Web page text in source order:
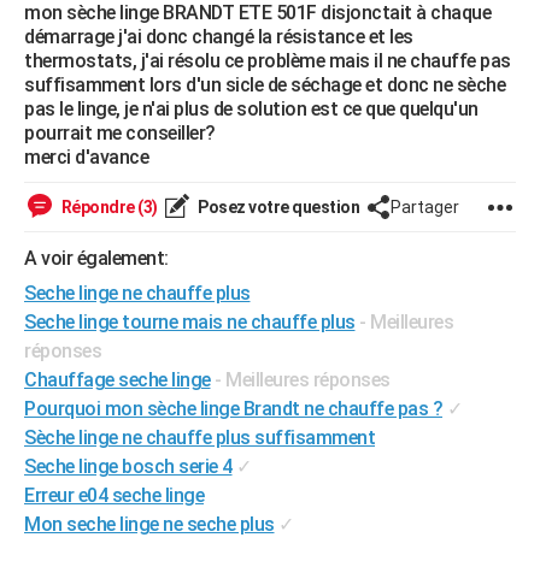
Guides de France
Escapades
Patrimoine
Expositions
Musées
Week-end nature
+LIFESTYLE
Art de vivre
Bien-être
Loisirs
Mode
Modes de vie
SANTE
Alimentation
Guide de la santé
Maladies
Médicaments
Sommeil
VOYAGE
Destinations
City break
Voyage nature
Voyage de noces
Forum
Climat
PHOTO
BONS PLANS
CARTE DE VOEUX
Carte de Noël
Carte Bonne année
Carte Saint-Valentin
Carte Pâques
Carte d'anniversaire
DICTIONNAIRE
Dictionnaire
Biographies
Citations
Expressions
Proverbes
PROGRAMME TV
COPAINS D'AVANT
S'inscrire
Se connecter
Lycées
Collèges
Primaires
Universités
Entreprises
Service militaire
Avis de recherche
AVIS DE DÉCÈS
mon sèche linge BRANDT ETE 501F disjonctait à chaque
démarrage j'ai donc changé la résistance et les
thermostats, j'ai résolu ce problème mais il ne chauffe pas
suffisamment lors d'un sicle de séchage et donc ne sèche
pas le linge, je n'ai plus de solution est ce que quelqu'un
pourrait me conseiller?
merci d'avance
Répondre (3) Posez votre question Partager
A voir également:
Seche linge ne chauffe plus
Seche linge tourne mais ne chauffe plus - Meilleures
réponses
Chauffage seche linge - Meilleures réponses
Pourquoi mon sèche linge Brandt ne chauffe pas ? ✓
Sèche linge ne chauffe plus suffisamment
Seche linge bosch serie 4 ✓
Erreur e04 seche linge
Mon seche linge ne seche plus ✓